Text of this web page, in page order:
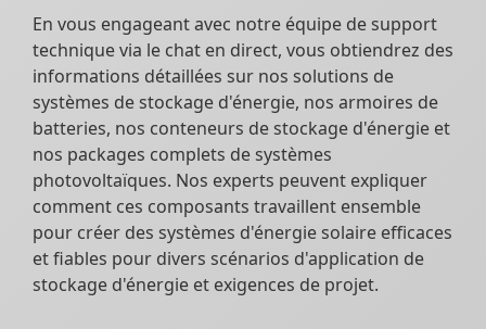
En vous engageant avec notre équipe de support
technique via le chat en direct, vous obtiendrez des
informations détaillées sur nos solutions de
systèmes de stockage d'énergie, nos armoires de
batteries, nos conteneurs de stockage d'énergie et
nos packages complets de systèmes
photovoltaïques. Nos experts peuvent expliquer
comment ces composants travaillent ensemble
pour créer des systèmes d'énergie solaire efficaces
et fiables pour divers scénarios d'application de
stockage d'énergie et exigences de projet.